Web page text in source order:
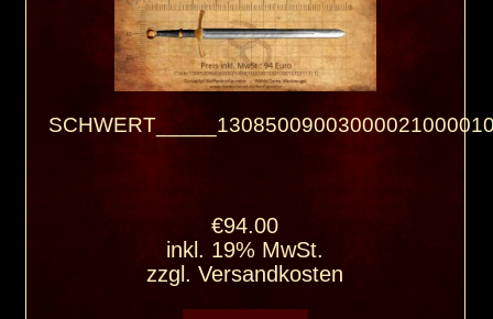
€94.00
inkl. 19% MwSt.
zzgl.Versandkosten